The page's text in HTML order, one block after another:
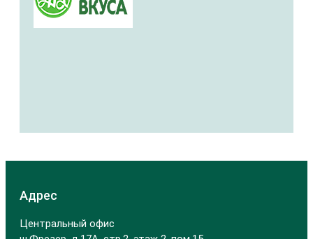
Адрес
Центральный офис